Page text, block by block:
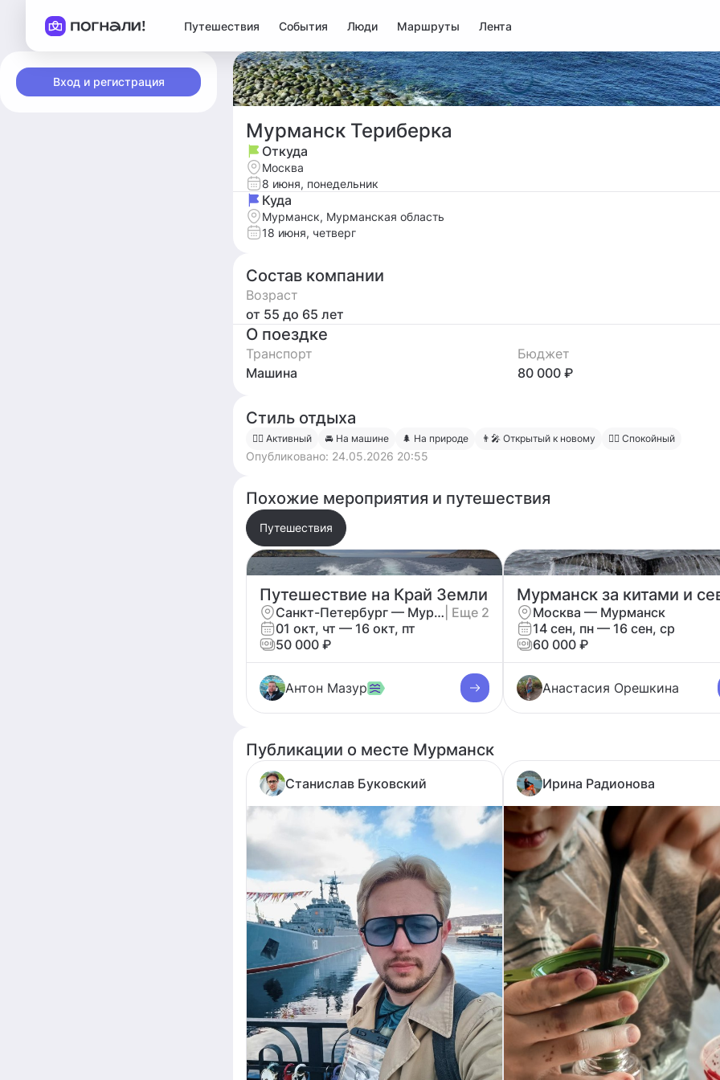
Путешествия События Люди Маршруты Лента
Вход и регистрация
Мурманск Териберка
Откуда
Москва
8 июня, понедельник
Куда
Мурманск, Мурманская область
18 июня, четверг
Состав компании
Возраст
от 55 до 65 лет
О поездке
Транспорт
Машина
Бюджет
80 000 ₽
Стиль отдыха
🧍‍♀️ Активный 🚘 На машине 🌲 На природе 👨‍🎤 Открытый к новому 🧍‍♂️ Спокойный
Опубликовано: 24.05.2026 20:55
Похожие мероприятия и путешествия
Путешествия
Путешествие на Край Земли
Санкт-Петербург — Мурманск | Еще 2
01 окт, чт — 16 окт, пт
50 000 ₽
Антон Мазур
Москва — Мурманск
14 сен, пн — 16 сен, ср
60 000 ₽
Анастасия Орешкина
Публикации о месте Мурманск
Станислав Буковский Ирина Радионова